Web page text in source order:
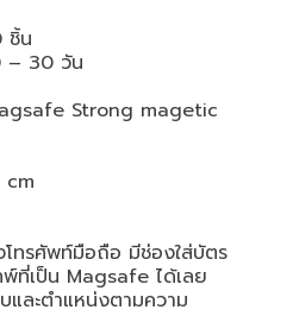
ชิ้น
– 30 วัน
Strong magetic
ทรศัพท์มือถือ มีช่องใส่บัตร
ที่เป็น Magsafe ได้เลย
และตำแหน่งตามความ